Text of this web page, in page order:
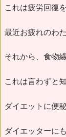
これは疲労回復
最近お疲れのわ
それから、食物
これは言わずと
ダイエットに便
ダイエッターに